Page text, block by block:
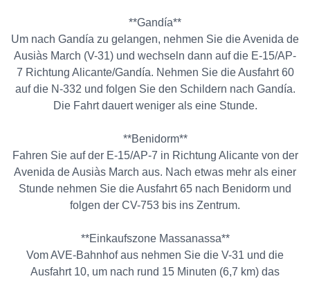
**Gandía**
Um nach Gandía zu gelangen, nehmen Sie die Avenida de
Ausiàs March (V-31) und wechseln dann auf die E-15/AP-
7 Richtung Alicante/Gandía. Nehmen Sie die Ausfahrt 60
auf die N-332 und folgen Sie den Schildern nach Gandía.
Die Fahrt dauert weniger als eine Stunde.
**Benidorm**
Fahren Sie auf der E-15/AP-7 in Richtung Alicante von der
Avenida de Ausiàs March aus. Nach etwas mehr als einer
Stunde nehmen Sie die Ausfahrt 65 nach Benidorm und
folgen der CV-753 bis ins Zentrum.
**Einkaufszone Massanassa**
Vom AVE-Bahnhof aus nehmen Sie die V-31 und die
Ausfahrt 10, um nach rund 15 Minuten (6,7 km) das